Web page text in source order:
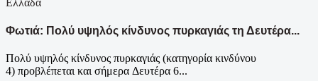
Ελλάδα
Φωτιά: Πολύ υψηλός κίνδυνος πυρκαγιάς τη Δευτέρα...
Πολύ υψηλός κίνδυνος πυρκαγιάς (κατηγορία κινδύνου
4) προβλέπεται και σήμερα Δευτέρα 6...